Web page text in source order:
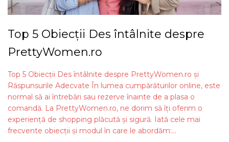
Top 5 Obiecții Des întâlnite despre
PrettyWomen.ro
Top 5 Obiecții Des întâlnite despre PrettyWomen.ro și
Răspunsurile Adecvate În lumea cumpărăturilor online, este
normal să ai întrebări sau rezerve înainte de a plasa o
comandă. La PrettyWomen.ro, ne dorim să îți oferim o
experiență de shopping plăcută și sigură. Iată cele mai
frecvente obiecții și modul în care le abordăm:...